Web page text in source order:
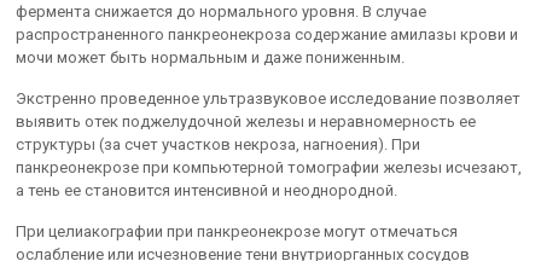
фермента снижается до нормального уровня. В случае
распространенного панкреонекроза содержание амилазы крови и
мочи может быть нормальным и даже пониженным.
Экстренно проведенное ультразвуковое исследование позволяет
выявить отек поджелудочной железы и неравномерность ее
структуры (за счет участков некроза, нагноения). При
панкреонекрозе при компьютерной томографии железы исчезают,
а тень ее становится интенсивной и неоднородной.
При целиакографии при панкреонекрозе могут отмечаться
ослабление или исчезновение тени внутриорганных сосудов